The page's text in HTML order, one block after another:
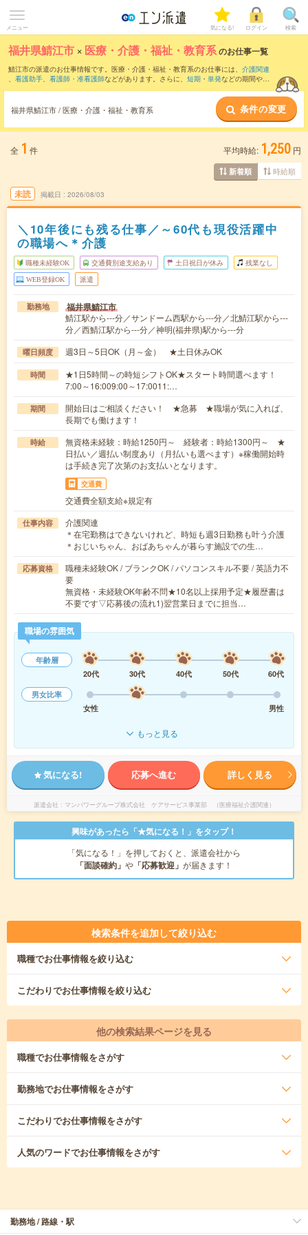
メニュー 気になる! ログイン 検索
福井県鯖江市 × 医療・介護・福祉・教育系のお仕事一覧
鯖江市の派遣のお仕事情報です。医療・介護・福祉・教育系のお仕事には、 介護関連
、 看護助手、 看護師・准看護師などがあります。さらに、 短期 ・ 単発などの期間や、
福井県鯖江市 / 医療・介護・福祉・教育系 条件の変更
全 1 件 平均時給: 1,250 円
新着順 時給順
未読 掲載日 2026/08/03
＼10年後にも残る仕事／～60代も現役活躍中
の職場へ＊介護
職種未経験OK 交通費別途支給あり 土日祝日が休み 残業なし
WEB登録OK 派遣
勤務地 福井県鯖江市
鯖江駅から---分／サンドーム西駅から---分／北鯖江駅から---
分／西鯖江駅から---分／神明(福井県)駅から---分
曜日頻度 週3日～5日OK（月～金） ★土日休みOK
時間
★1日5時間～の時短シフトOK★スタート時間選べます！
7:00～16:009:00～17:0011:…
期間
開始日はご相談ください！ ★急募 ★職場が気に入れば、
長期でも働けます！
時給
無資格未経験：時給1250円～ 経験者：時給1300円～ ★
日払い／週払い制度あり（月払いも選べます）※稼働開始時
は手続き完了次第のお支払いとなります。
交通費
交通費全額支給※規定有
仕事内容
介護関連
＊在宅勤務はできないけれど、時短も週3日勤務も叶う介護
＊おじいちゃん、おばあちゃんが暮らす施設での生…
応募資格
職種未経験OK / ブランクOK / パソコンスキル不要 / 英語力不
要
無資格・未経験OK年齢不問★10名以上採用予定★履歴書は
不要です▽応募後の流れ1)翌営業日までに担当…
職場の雰囲気
年齢層
20代
30代 40代 50代
60代
男女比率
女性
男性
もっと見る
気になる! 応募へ進む 詳しく見る
派遣会社 マンパワーグループ株式会社 ケアサービス事業部 （医療福祉介護関連）
興味があったら「★気になる！」をタップ！
「気になる！」を押しておくと、派遣会社から
「面談確約」 や 「応募歓迎」 が届きます！
検索条件を追加して絞り込む
職種でお仕事情報を絞り込む
こだわりでお仕事情報を絞り込む
他の検索結果ページを見る
職種でお仕事情報をさがす
勤務地でお仕事情報をさがす
こだわりでお仕事情報をさがす
人気のワードでお仕事情報をさがす
勤務地 / 路線・駅